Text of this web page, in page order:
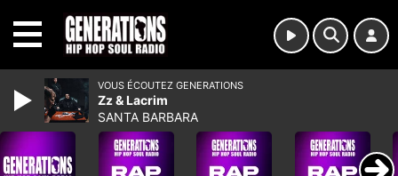
VOUS ÉCOUTEZ GENERATIONS
Zz & Lacrim
SANTA BARBARA